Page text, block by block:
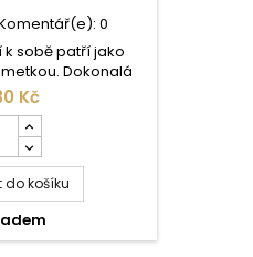
0
k sobě patří jako
Dokonalá
s prémiovým
nápoj z 55 %
a ovocné šťávy z
pasterovaný a
komplex B
konzervanty a
je chlazený.
Kč
do košíku